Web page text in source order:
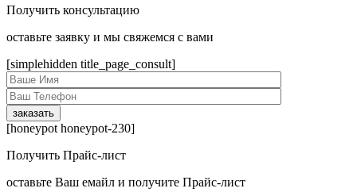
Получить консультацию
оcтавьте заявку и мы свяжемся с вами
[simplehidden title_page_consult]
[honeypot honeypot-230]
Получить Прайс-лист
оcтавьте Ваш емайл и получите Прайс-лист